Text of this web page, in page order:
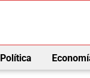
Política